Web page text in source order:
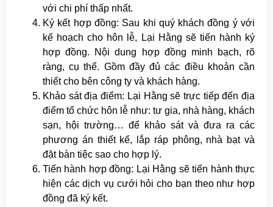
với chi phí thấp nhất.
Ký kết hợp đồng: Sau khi quý khách đồng ý với
kế hoạch cho hôn lễ, Lại Hằng sẽ tiến hành ký
hợp đồng. Nội dung hợp đồng minh bạch, rõ
ràng, cụ thể. Gồm đầy đủ các điều khoản cần
thiết cho bên công ty và khách hàng.
Khảo sát địa điểm: Lại Hằng sẽ trực tiếp đến địa
điểm tổ chức hôn lễ như: tư gia, nhà hàng, khách
sạn, hội trường… để khảo sát và đưa ra các
phương án thiết kế, lắp ráp phông, nhà bạt và
đặt bàn tiệc sao cho hợp lý.
Tiến hành hợp đồng: Lại Hằng sẽ tiến hành thực
hiện các dịch vụ cưới hỏi cho bạn theo như hợp
đồng đã ký kết.